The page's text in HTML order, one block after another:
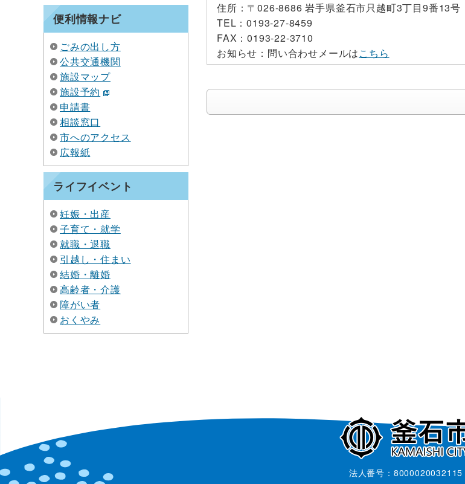
便利情報ナビ
ごみの出し方
公共交通機関
施設マップ
施設予約
申請書
相談窓口
市へのアクセス
広報紙
ライフイベント
妊娠・出産
子育て・就学
就職・退職
引越し・住まい
結婚・離婚
高齢者・介護
障がい者
おくやみ
住所： 〒026-8686 岩手県釜石市只越町3丁目9番13号
TEL：0193-27-8459
FAX：0193-22-3710
お知らせ： 問い合わせメールはこちら
法人番号：8000020032115